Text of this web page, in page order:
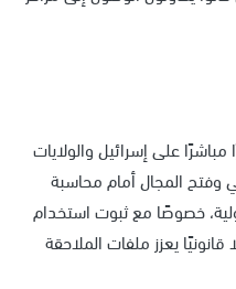
على إسرائيل والولايات
وفتح المجال أمام محاسبة
خصوصًا مع ثبوت استخدام
يعزز ملفات الملاحقة